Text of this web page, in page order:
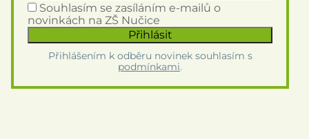
Souhlasím se zasíláním e-mailů o
novinkách na ZŠ Nučice
Přihlášením k odběru novinek souhlasím s
podmínkami.